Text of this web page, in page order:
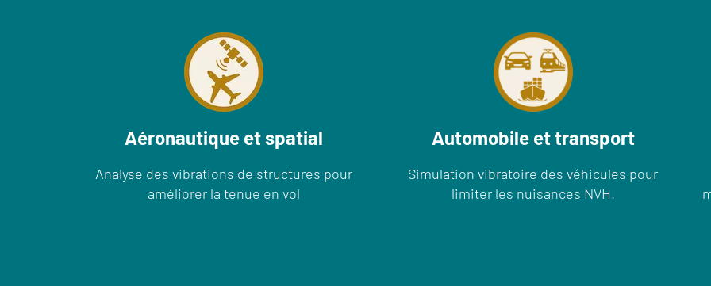
Aéronautique et spatial
Analyse des vibrations de structures pour
améliorer la tenue en vol
Automobile et transport
Simulation vibratoire des véhicules pour
limiter les nuisances NVH.